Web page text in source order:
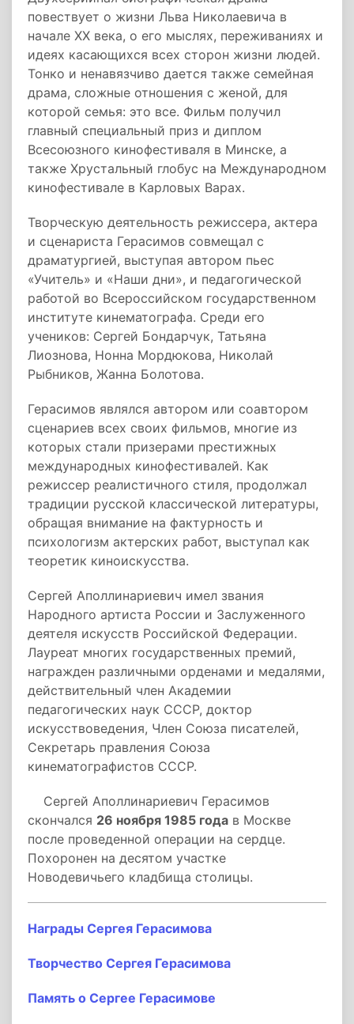
повествует о жизни Льва Николаевича в
начале XX века, о его мыслях, переживаниях и
идеях касающихся всех сторон жизни людей.
Тонко и ненавязчиво дается также семейная
драма, сложные отношения с женой, для
которой семья: это все. Фильм получил
главный специальный приз и диплом
Всесоюзного кинофестиваля в Минске, а
также Хрустальный глобус на Международном
кинофестивале в Карловых Варах.
Творческую деятельность режиссера, актера
и сценариста Герасимов совмещал с
драматургией, выступая автором пьес
«Учитель» и «Наши дни», и педагогической
работой во Всероссийском государственном
институте кинематографа. Среди его
учеников: Сергей Бондарчук, Татьяна
Лиознова, Нонна Мордюкова, Николай
Рыбников, Жанна Болотова.
Герасимов являлся автором или соавтором
сценариев всех своих фильмов, многие из
которых стали призерами престижных
международных кинофестивалей. Как
режиссер реалистичного стиля, продолжал
традиции русской классической литературы,
обращая внимание на фактурность и
психологизм актерских работ, выступал как
теоретик киноискусства.
Сергей Аполлинариевич имел звания
Народного артиста России и Заслуженного
деятеля искусств Российской Федерации.
Лауреат многих государственных премий,
награжден различными орденами и медалями,
действительный член Академии
педагогических наук СССР, доктор
искусствоведения, Член Союза писателей,
Секретарь правления Союза
кинематографистов СССР.
Сергей Аполлинариевич Герасимов
скончался 26 ноября 1985 года в Москве
после проведенной операции на сердце.
Похоронен на десятом участке
Новодевичьего кладбища столицы.
Награды Сергея Герасимова
Творчество Сергея Герасимова
Память о Сергее Герасимове